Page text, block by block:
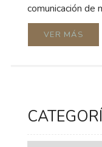
comunicación de
VER MÁS